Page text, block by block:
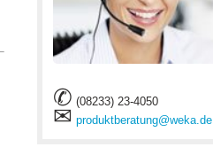
✆ (08233) 23-4050
✉ produktberatung@weka.de